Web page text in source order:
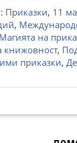
Приказки, 11
,
Магията на
книжовност,
приказки,